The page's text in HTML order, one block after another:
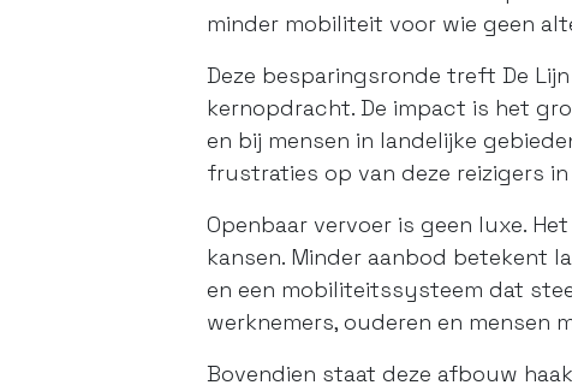
minder mobiliteit voor wie geen
Deze besparingsronde treft De
kernopdracht. De impact is het
en bij mensen in landelijke
frustraties op van deze reizigers
Openbaar vervoer is geen luxe.
kansen. Minder aanbod betekent
en een mobiliteitssysteem dat
werknemers, ouderen en mensen
Bovendien staat deze afbouw